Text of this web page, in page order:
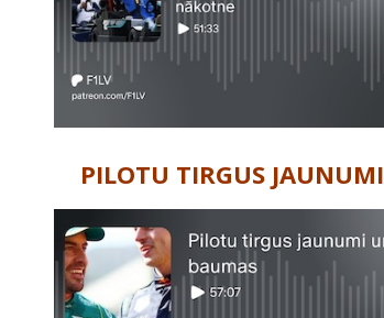
PILOTU TIRGUS JAUNUMI